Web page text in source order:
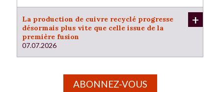
La production de cuivre recyclé progresse
désormais plus vite que celle issue de la
première fusion
07.07.2026
+
ABONNEZ-VOUS